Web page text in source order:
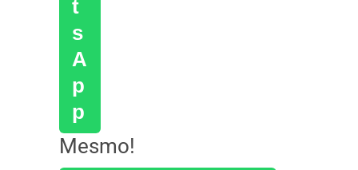
Mesmo!